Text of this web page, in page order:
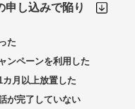
申し込みで陥り
た
ンペーンを利用した
カ月以上放置した
が完了していない